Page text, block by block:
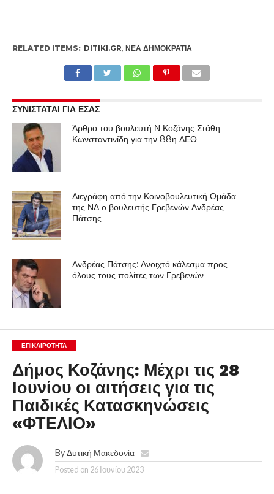
RELATED ITEMS: DITIKI.GR, ΝΈΑ ΔΗΜΟΚΡΑΤΊΑ
ΣΥΝΙΣΤΑΤΑΙ ΓΙΑ ΕΣΑΣ
Άρθρο του βουλευτή Ν Κοζάνης Στάθη
Κωνσταντινίδη για την 88η ΔΕΘ
Διεγράφη από την Κοινοβουλευτική Ομάδα
της ΝΔ ο βουλευτής Γρεβενών Ανδρέας
Πάτσης
Ανδρέας Πάτσης: Ανοιχτό κάλεσμα προς
όλους τους πολίτες των Γρεβενών
ΕΠΙΚΑΙΡΟΤΗΤΑ
Δήμος Κοζάνης: Μέχρι τις 28
Ιουνίου οι αιτήσεις για τις
Παιδικές Κατασκηνώσεις
«ΦΤΕΛΙΟ»
By Δυτική Μακεδονία
Posted on 26 Ιουνίου 2023